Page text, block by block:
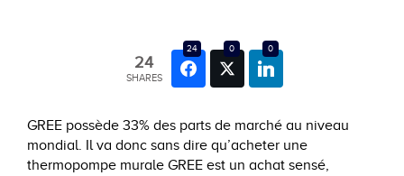
24
SHARES
24 0 0
GREE possède 33% des parts de marché au niveau
mondial. Il va donc sans dire qu’acheter une
thermopompe murale GREE est un achat sensé,